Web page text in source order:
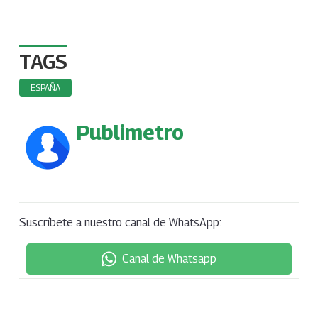
TAGS
ESPAÑA
Publimetro
Suscríbete a nuestro canal de WhatsApp:
Canal de Whatsapp